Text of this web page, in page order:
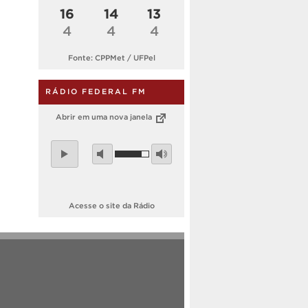
16
4
14
4
13
4
Fonte: CPPMet / UFPel
RÁDIO FEDERAL FM
Abrir em uma nova janela
Acesse o site da Rádio